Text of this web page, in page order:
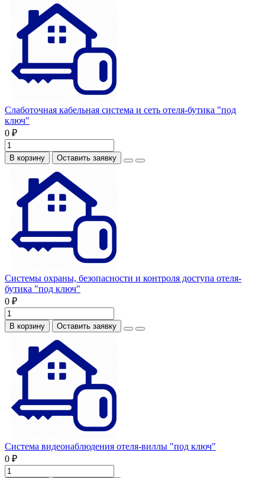
Слаботочная кабельная система и сеть отеля-бутика "под
ключ"
0 ₽
В корзину Оставить заявку
Системы охраны, безопасности и контроля доступа отеля-
бутика "под ключ"
0 ₽
В корзину Оставить заявку
Система видеонаблюдения отеля-виллы "под ключ"
0 ₽